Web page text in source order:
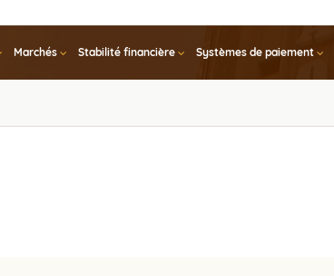
Marchés Stabilité financière Systèmes de paiement